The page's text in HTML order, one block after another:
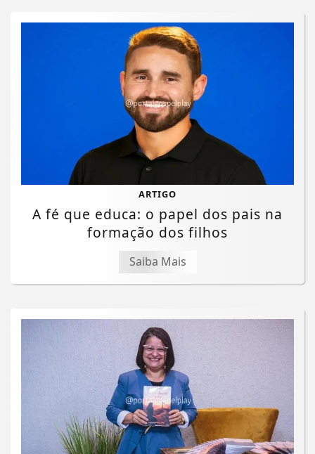
ARTIGO
A fé que educa: o papel dos pais na
formação dos filhos
Saiba Mais